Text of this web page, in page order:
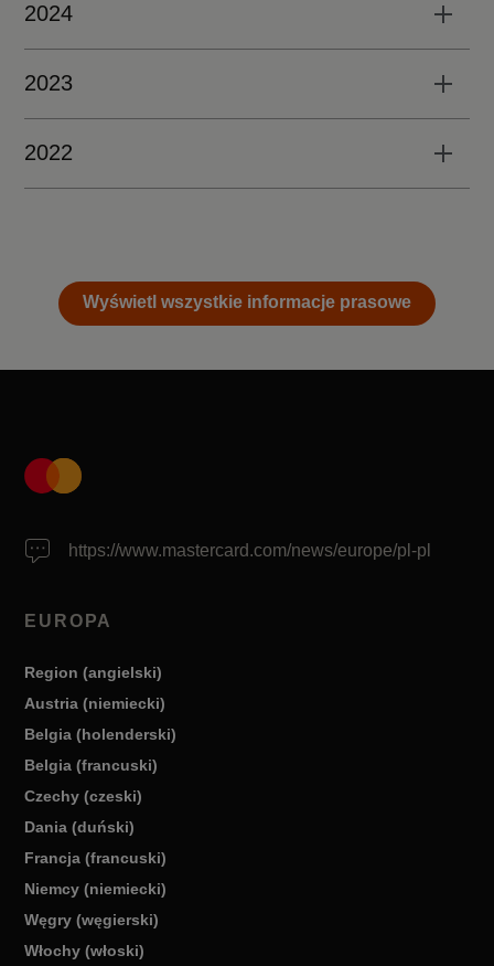
2024
2023
2022
Wyświetl wszystkie informacje prasowe
https://www.mastercard.com/news/europe/pl-pl
EUROPA
Region (angielski)
Austria (niemiecki)
Belgia (holenderski)
Belgia (francuski)
Czechy (czeski)
Dania (duński)
Francja (francuski)
Niemcy (niemiecki)
Węgry (węgierski)
Włochy (włoski)